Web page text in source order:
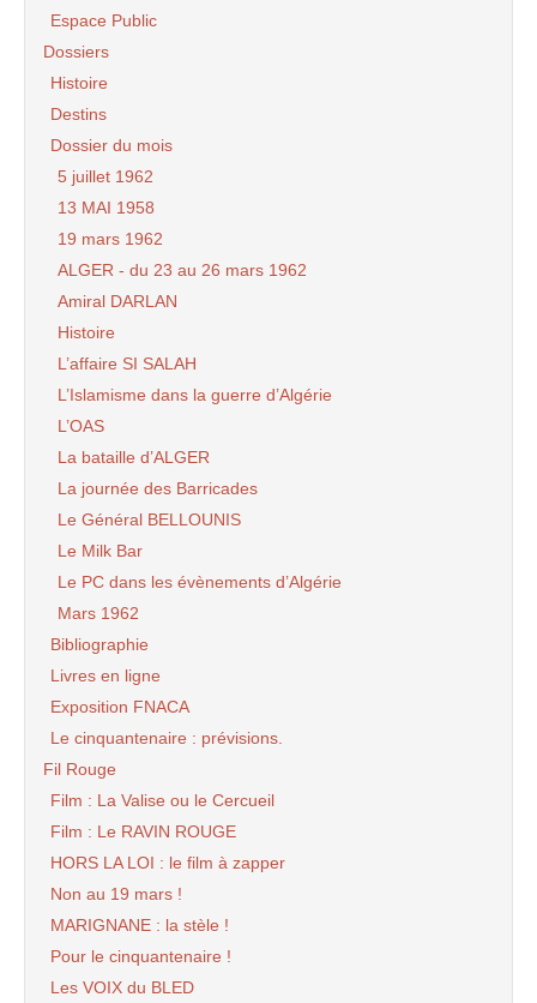
Espace Public
Dossiers
Histoire
Destins
Dossier du mois
5 juillet 1962
13 MAI 1958
19 mars 1962
ALGER - du 23 au 26 mars 1962
Amiral DARLAN
Histoire
L’affaire SI SALAH
L’Islamisme dans la guerre d’Algérie
L’OAS
La bataille d’ALGER
La journée des Barricades
Le Général BELLOUNIS
Le Milk Bar
Le PC dans les évènements d’Algérie
Mars 1962
Bibliographie
Livres en ligne
Exposition FNACA
Le cinquantenaire : prévisions.
Fil Rouge
Film : La Valise ou le Cercueil
Film : Le RAVIN ROUGE
HORS LA LOI : le film à zapper
Non au 19 mars !
MARIGNANE : la stèle !
Pour le cinquantenaire !
Les VOIX du BLED